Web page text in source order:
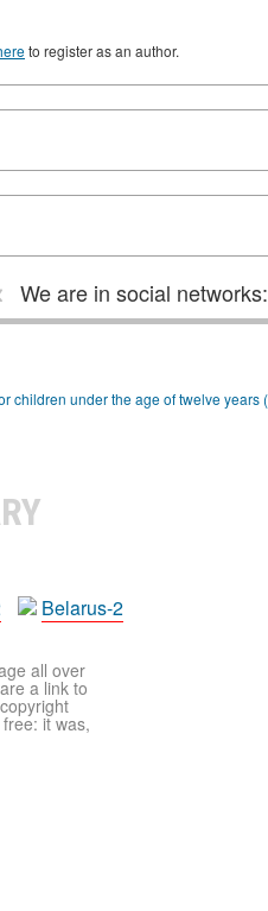
to register as an author.
We are in social networks:
Belarus-2
all over
a link to
it was,